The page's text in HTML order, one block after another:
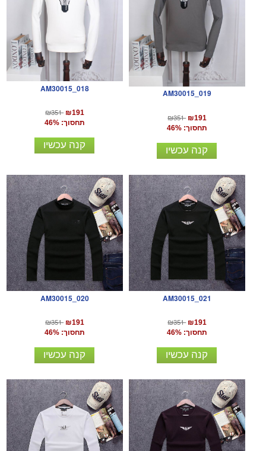
AM30015_018
₪351 ₪191
תחסוך: 46%
קנה עכשיו
AM30015_019
₪351 ₪191
תחסוך: 46%
קנה עכשיו
AM30015_020
₪351 ₪191
תחסוך: 46%
קנה עכשיו
AM30015_021
₪351 ₪191
תחסוך: 46%
קנה עכשיו